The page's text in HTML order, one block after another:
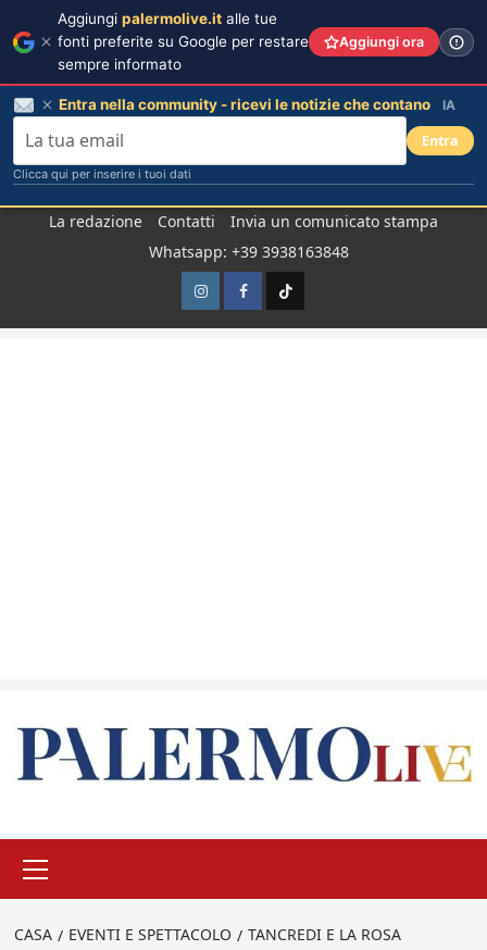
La redazione Contatti
Invia un comunicato stampa
Whatsapp: +39 3938163848
InstagramFacebook
TikTok
principale
CASA EVENTI E SPETTACOLO
TANCREDI E LA ROSA
Aggiungi palermolive.it alle tue
fonti preferite su Google per restare
sempre informato
Aggiungi ora
Entra nella community - ricevi le notizie che contano IA
Entra
Clicca qui per inserire i tuoi dati